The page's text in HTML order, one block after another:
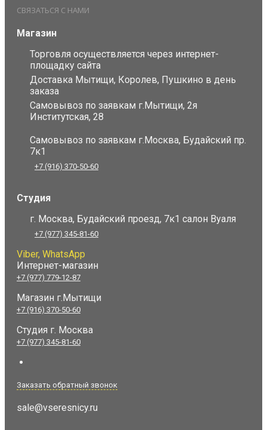
СВЯЗАТЬСЯ С НАМИ
Магазин
Торговля осуществляется через интернет-
площадку сайта
Доставка Мытищи, Королев, Пушкино в день
заказа
Самовывоз по заявкам г.Мытищи, 2я
Институтская, 28
Самовывоз по заявкам г.Москва, Будайский пр.
7к1
+7 (916) 370-50-60
Студия
г. Москва, Будайский проезд, 7к1 салон Вуаля
+7 (977) 345-81-60
Viber, WhatsApp
Интернет-магазин
+7 (977) 779-12-87
Магазин г.Мытищи
+7 (916) 370-50-60
Студия г. Москва
+7 (977) 345-81-60
Заказать обратный звонок
sale@vseresnicy.ru